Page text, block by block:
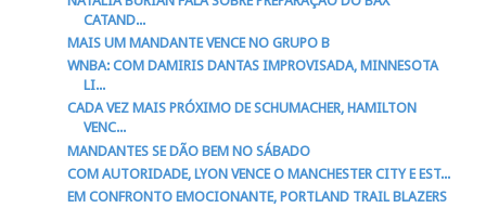
CATAND...
MAIS UM MANDANTE VENCE NO GRUPO B
WNBA: COM DAMIRIS DANTAS IMPROVISADA, MINNESOTA
LI...
CADA VEZ MAIS PRÓXIMO DE SCHUMACHER, HAMILTON
VENC...
MANDANTES SE DÃO BEM NO SÁBADO
COM AUTORIDADE, LYON VENCE O MANCHESTER CITY E EST...
EM CONFRONTO EMOCIONANTE, PORTLAND TRAIL BLAZERS